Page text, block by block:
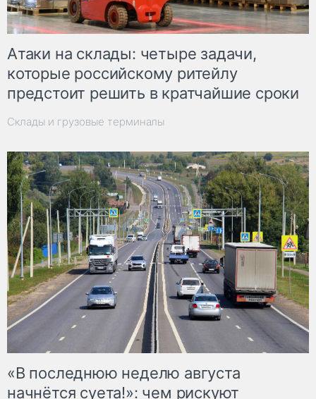
Атаки на склады: четыре задачи,
которые российскому ритейлу
предстоит решить в кратчайшие сроки
Склады и грузовые терминалы
«В последнюю неделю августа
начнётся суета!»: чем рискуют